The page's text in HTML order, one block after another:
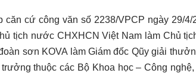
cứ công văn số 2238/VPCP ngày 29/4/
tịch nước CHXHCN Việt Nam làm Chủ
sơn KOVA làm Giám đốc Qũy giải
thuộc các Bộ Khoa học – Công